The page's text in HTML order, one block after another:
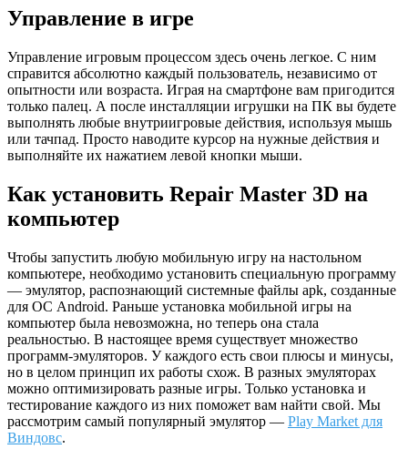
Управление в игре
Управление игровым процессом здесь очень легкое. С ним
справится абсолютно каждый пользователь, независимо от
опытности или возраста. Играя на смартфоне вам пригодится
только палец. А после инсталляции игрушки на ПК вы будете
выполнять любые внутриигровые действия, используя мышь
или тачпад. Просто наводите курсор на нужные действия и
выполняйте их нажатием левой кнопки мыши.
Как установить Repair Master 3D на
компьютер
Чтобы запустить любую мобильную игру на настольном
компьютере, необходимо установить специальную программу
— эмулятор, распознающий системные файлы apk, созданные
для ОС Android. Раньше установка мобильной игры на
компьютер была невозможна, но теперь она стала
реальностью. В настоящее время существует множество
программ-эмуляторов. У каждого есть свои плюсы и минусы,
но в целом принцип их работы схож. В разных эмуляторах
можно оптимизировать разные игры. Только установка и
тестирование каждого из них поможет вам найти свой. Мы
рассмотрим самый популярный эмулятор — Play Market для
Виндовс.